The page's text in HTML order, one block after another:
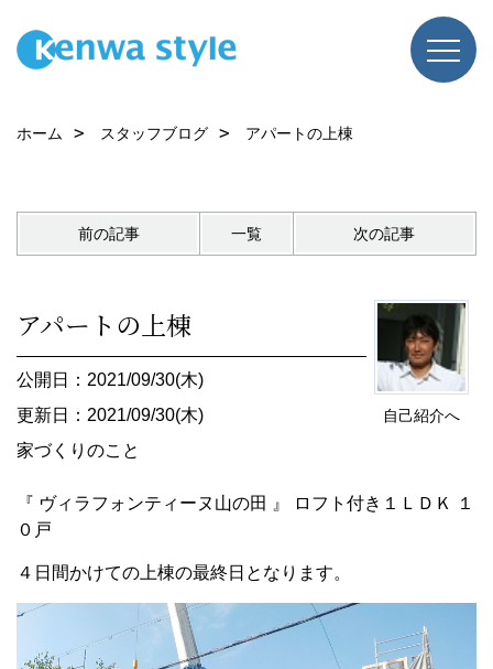
ホーム スタッフブログ アパートの上棟
前の記事 一覧 次の記事
自己紹介へ
アパートの上棟
公開日：2021/09/30(木)
更新日：2021/09/30(木)
家づくりのこと
『 ヴィラフォンティーヌ山の田 』 ロフト付き１ＬＤＫ １
０戸
４日間かけての上棟の最終日となります。